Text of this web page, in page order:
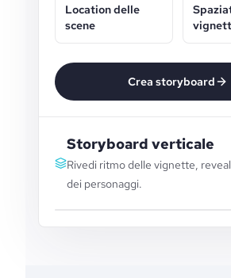
Location delle
scene
Crea storyboard
Storyboard verticale
Rivedi ritmo delle vignette,
dei personaggi.